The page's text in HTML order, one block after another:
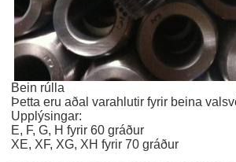
Bein rúlla
Þetta eru aðal varahlutir fyrir beina
Upplýsingar:
E, F, G, H fyrir 60 gráður
XE, XF, XG, XH fyrir 70 gráður